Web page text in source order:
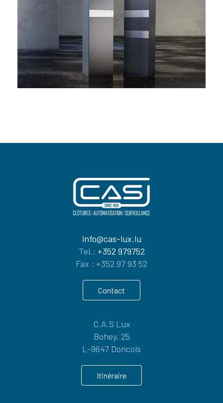
info@cas-lux.lu
Tel.: +352 979752
Fax : +352 97 93 52
Contact
C.A.S Lux
Bohey, 25
9647 Doncols
Itinéraire